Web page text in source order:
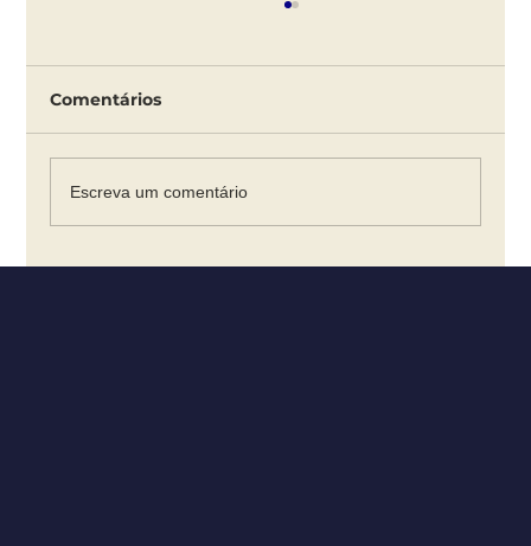
Comentários
Escreva um comentário